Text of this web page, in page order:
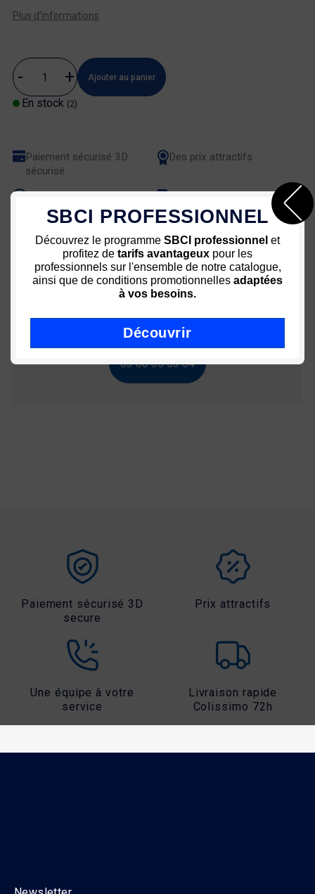
Plus d'informations
Ajouter au panier
En stock (2)
Paiement sécurisé 3D
sécurisé
Des prix attractifs
Une équipe à votre service
Livraison rapide - Colissimo
72h
Conseil ? Aide ? Utiliser ?
03 80 35 53 64
Paiement sécurisé 3D
secure
Prix attractifs
Une équipe à votre
service
Livraison rapide
Colissimo 72h
SBCI PROFESSIONNEL
Découvrez le programme SBCI professionnel et
profitez de tarifs avantageux pour les
professionnels sur l'ensemble de notre catalogue,
ainsi que de conditions promotionnelles adaptées
à vos besoins.
Découvrir